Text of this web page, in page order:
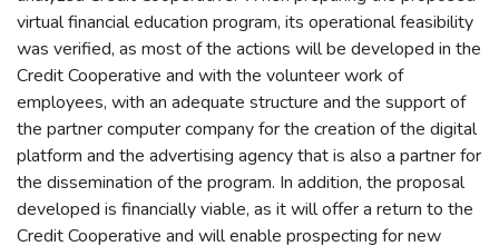
virtual financial education program, its operational feasibility
was verified, as most of the actions will be developed in the
Credit Cooperative and with the volunteer work of
employees, with an adequate structure and the support of
the partner computer company for the creation of the digital
platform and the advertising agency that is also a partner for
the dissemination of the program. In addition, the proposal
developed is financially viable, as it will offer a return to the
Credit Cooperative and will enable prospecting for new